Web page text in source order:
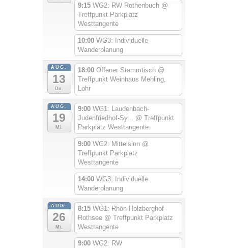
9:15 WG2: RW Rothenbuch @
Treffpunkt Parkplatz
Westtangente
10:00 WG3: Individuelle
Wanderplanung
AUG.
13
Do.
18:00 Offener Stammtisch @
Treffpunkt Weinhaus Mehling,
Lohr
AUG.
19
Mi.
9:00 WG1: Laudenbach-
Judenfriedhof-Sy... @ Treffpunkt
Parkplatz Westtangente
9:00 WG2: Mittelsinn @
Treffpunkt Parkplatz
Westtangente
14:00 WG3: Individuelle
Wanderplanung
AUG.
26
Mi.
8:15 WG1: Rhön-Holzberghof-
Rothsee @ Treffpunkt Parkplatz
Westtangente
9:00 WG2: RW